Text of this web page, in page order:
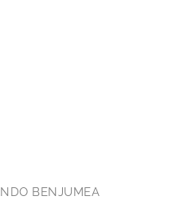
BENJUMEA